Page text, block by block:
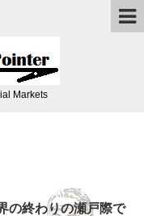
Markets
の終わりの瀬戸際で